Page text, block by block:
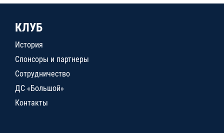
КЛУБ
История
Спонсоры и партнеры
Сотрудничество
ДС «Большой»
Контакты